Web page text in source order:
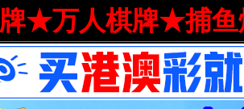
牌★万人棋牌★捕鱼